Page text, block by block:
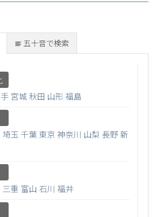
五十音で検索
宮城 秋田 山形福島
埼玉 千葉 東京 神奈川 山梨 長野新
三重 富山 石川 福井